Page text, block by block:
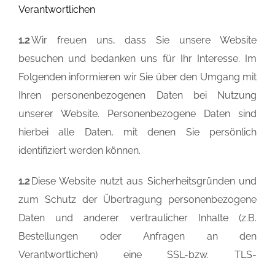
Verantwortlichen
1.2Wir freuen uns, dass Sie unsere Website
besuchen und bedanken uns für Ihr Interesse. Im
Folgenden informieren wir Sie über den Umgang mit
Ihren personenbezogenen Daten bei Nutzung
unserer Website. Personenbezogene Daten sind
hierbei alle Daten, mit denen Sie persönlich
identifiziert werden können.
1.2Diese Website nutzt aus Sicherheitsgründen und
zum Schutz der Übertragung personenbezogene
Daten und anderer vertraulicher Inhalte (z.B.
Bestellungen oder Anfragen an den
Verantwortlichen) eine SSL-bzw. TLS-